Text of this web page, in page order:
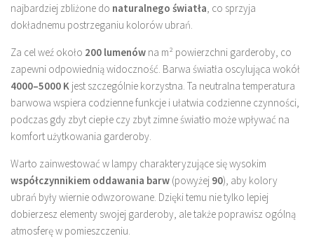
najbardziej zbliżone do naturalnego światła , co sprzyja
dokładnemu postrzeganiu kolorów ubrań.
Za cel weź około 200 lumenów na m² powierzchni garderoby, co
zapewni odpowiednią widoczność. Barwa światła oscylująca wokół
4000–5000 K jest szczególnie korzystna. Ta neutralna temperatura
barwowa wspiera codzienne funkcje i ułatwia codzienne czynności,
podczas gdy zbyt ciepłe czy zbyt zimne światło może wpływać na
komfort użytkowania garderoby.
Warto zainwestować w lampy charakteryzujące się wysokim
współczynnikiem oddawania barw (powyżej 90), aby kolory
ubrań były wiernie odwzorowane. Dzięki temu nie tylko lepiej
dobierzesz elementy swojej garderoby, ale także poprawisz ogólną
atmosferę w pomieszczeniu.